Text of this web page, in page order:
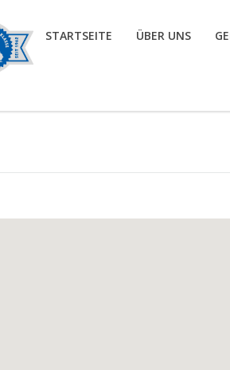
STARTSEITE ÜBER UNS